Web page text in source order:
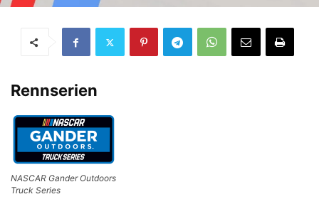
Rennserien
NASCAR Gander Outdoors
Truck Series